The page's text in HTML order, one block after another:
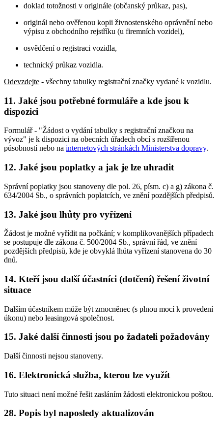
doklad totožnosti v originále (občanský průkaz, pas),
originál nebo ověřenou kopii živnostenského oprávnění nebo
výpisu z obchodního rejstříku (u firemních vozidel),
osvědčení o registraci vozidla,
technický průkaz vozidla.
Odevzdejte - všechny tabulky registrační značky vydané k vozidlu.
11. Jaké jsou potřebné formuláře a kde jsou k
dispozici
Formulář - "Žádost o vydání tabulky s registrační značkou na
vývoz" je k dispozici na obecních úřadech obcí s rozšířenou
působností nebo na internetových stránkách Ministerstva dopravy.
12. Jaké jsou poplatky a jak je lze uhradit
Správní poplatky jsou stanoveny dle pol. 26, písm. c) a g) zákona č.
634/2004 Sb., o správních poplatcích, ve znění pozdějších předpisů.
13. Jaké jsou lhůty pro vyřízení
Žádost je možné vyřídit na počkání; v komplikovanějších případech
se postupuje dle zákona č. 500/2004 Sb., správní řád, ve znění
pozdějších předpisů, kde je obvyklá lhůta vyřízení stanovena do 30
dnů.
14. Kteří jsou další účastníci (dotčení) řešení životní
situace
Dalším účastníkem může být zmocněnec (s plnou mocí k provedení
úkonu) nebo leasingová společnost.
15. Jaké další činnosti jsou po žadateli požadovány
Další činnosti nejsou stanoveny.
16. Elektronická služba, kterou lze využít
Tuto situaci není možné řešit zasláním žádosti elektronickou poštou.
28. Popis byl naposledy aktualizován